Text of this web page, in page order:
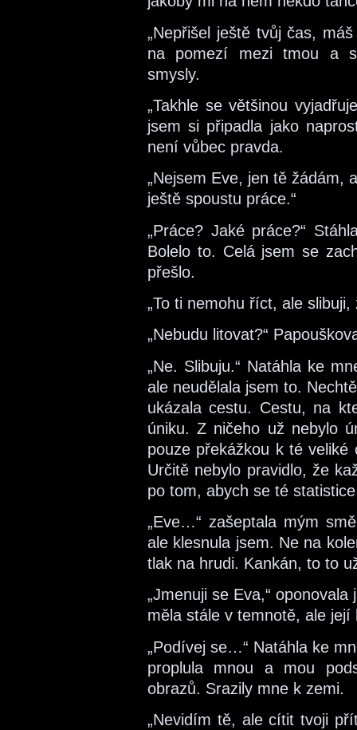
„Nepřišel ještě tvůj čas,
na pomezí mezi tmou a
smysly.
„Takhle se většinou
jsem si připadla jako
není vůbec pravda.
„Nejsem Eve, jen tě žádám,
ještě spoustu práce.“
„Práce? Jaké práce?“
Bolelo to. Celá jsem se
přešlo.
„To ti nemohu říct, ale slibuji,
„Nebudu litovat?“
„Ne. Slibuju.“ Natáhla ke
ale neudělala jsem to.
ukázala cestu. Cestu, na
úniku. Z ničeho už nebylo
pouze překážkou k té
Určitě nebylo pravidlo, že
po tom, abych se té
„Eve…“ zašeptala mým
ale klesnula jsem. Ne na
tlak na hrudi. Kankán, to to
„Jmenuji se Eva,“
měla stále v temnotě, ale
„Podívej se…“ Natáhla ke
proplula mnou a mou
obrazů. Srazily mne k zemi.
„Nevidím tě, ale cítit tvoji